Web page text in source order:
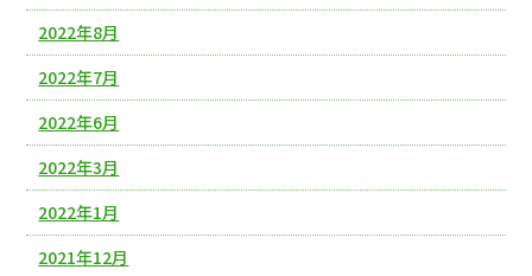
2022年8月
2022年7月
2022年6月
2022年3月
2022年1月
2021年12月